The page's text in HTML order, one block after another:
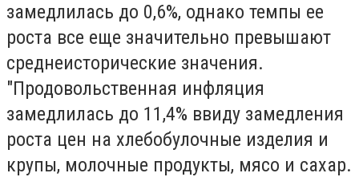
замедлилась до 0,6%, однако темпы ее
роста все еще значительно превышают
среднеисторические значения.
"Продовольственная инфляция
замедлилась до 11,4% ввиду замедления
роста цен на хлебобулочные изделия и
крупы, молочные продукты, мясо и сахар.